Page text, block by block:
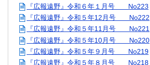
『広報遠野』令和６年１月号 No223
『広報遠野』令和５年12月号 No222
『広報遠野』令和５年11月号 No221
『広報遠野』令和５年10月号 No220
『広報遠野』令和５年９月号 No219
『広報遠野』令和５年８月号 No218